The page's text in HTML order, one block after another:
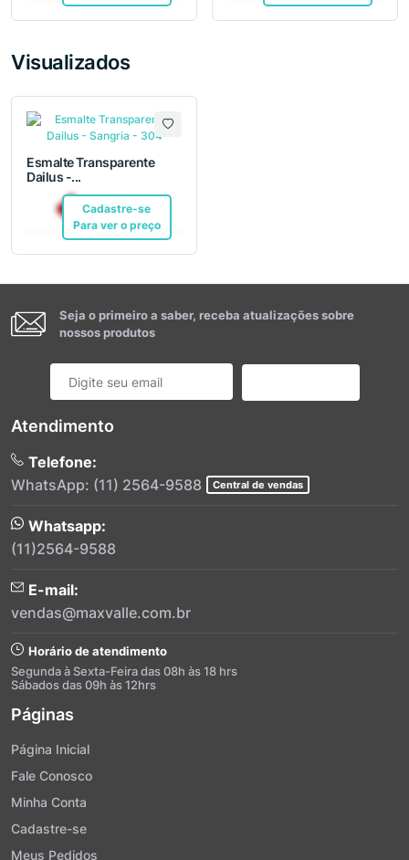
Visualizados
Esmalte Transparente
Dailus -...
Cadastre-se
Para ver o preço
R$ 12,10Pix
Seja o primeiro a saber, receba atualizações sobre
nossos produtos
Atendimento
Telefone:
WhatsApp: (11) 2564-9588
Central de vendas
Whatsapp:
(11)2564-9588
E-mail:
vendas@maxvalle.com.br
Horário de atendimento
Segunda à Sexta-Feira das 08h às 18 hrs
Sábados das 09h às 12hrs
Páginas
Página Inicial
Fale Conosco
Minha Conta
Cadastre-se
Meus Pedidos